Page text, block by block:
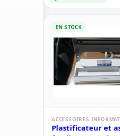
EN STOCK
ACCESSOIRES
Plastificateur et